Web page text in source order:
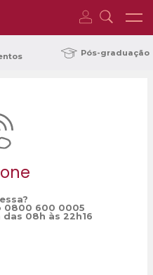
Pós-graduação
0800 600 0005
08h às 22h16